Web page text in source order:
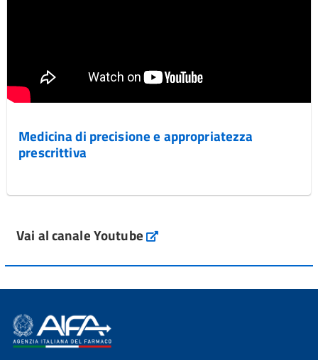
Medicina di precisione e appropriatezza
prescrittiva
Vai al canale Youtube